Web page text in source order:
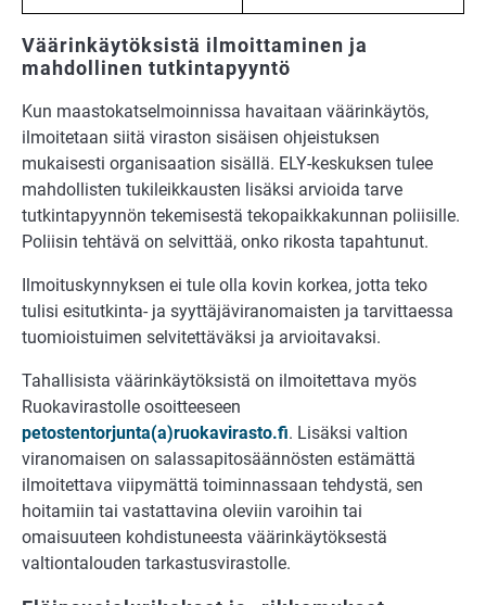
Väärinkäytöksistä ilmoittaminen ja
mahdollinen tutkintapyyntö
Kun maastokatselmoinnissa havaitaan väärinkäytös,
ilmoitetaan siitä viraston sisäisen ohjeistuksen
mukaisesti organisaation sisällä. ELY-keskuksen tulee
mahdollisten tukileikkausten lisäksi arvioida tarve
tutkintapyynnön tekemisestä tekopaikkakunnan poliisille.
Poliisin tehtävä on selvittää, onko rikosta tapahtunut.
Ilmoituskynnyksen ei tule olla kovin korkea, jotta teko
tulisi esitutkinta- ja syyttäjäviranomaisten ja tarvittaessa
tuomioistuimen selvitettäväksi ja arvioitavaksi.
Tahallisista väärinkäytöksistä on ilmoitettava myös
Ruokavirastolle osoitteeseen
petostentorjunta(a)ruokavirasto.fi. Lisäksi valtion
viranomaisen on salassapitosäännösten estämättä
ilmoitettava viipymättä toiminnassaan tehdystä, sen
hoitamiin tai vastattavina oleviin varoihin tai
omaisuuteen kohdistuneesta väärinkäytöksestä
valtiontalouden tarkastusvirastolle.